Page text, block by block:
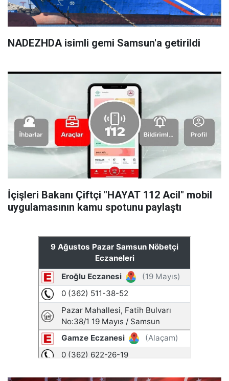
NADEZHDA isimli gemi Samsun'a getirildi
İçişleri Bakanı Çiftçi "HAYAT 112 Acil" mobil
uygulamasının kamu spotunu paylaştı